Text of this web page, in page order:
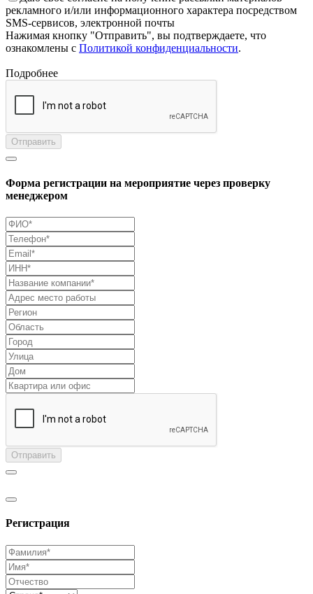
рекламного и/или информационного характера посредством
SMS-сервисов, электронной почты
Нажимая кнопку "Отправить", вы подтверждаете, что
ознакомлены с Политикой конфиденциальности.
Подробнее
Отправить
Форма регистрации на мероприятие через проверку
менеджером
Отправить
Регистрация